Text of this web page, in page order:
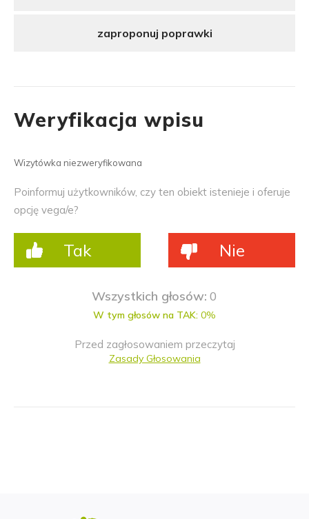
zaproponuj poprawki
Weryfikacja wpisu
Wizytówka niezweryfikowana
Poinformuj użytkowników, czy ten obiekt istenieje i oferuje
opcję vega/e?
Tak Nie
Wszystkich głosów: 0
W tym głosów na TAK: 0%
Przed zagłosowaniem przeczytaj
Zasady Głosowania